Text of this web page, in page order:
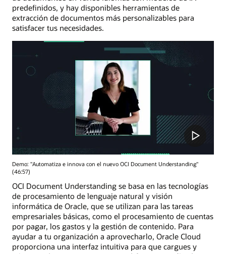
predefinidos, y hay disponibles herramientas de
extracción de documentos más personalizables para
satisfacer tus necesidades.
Demo: "Automatiza e innova con el nuevo OCI Document Understanding"
(46:57)
OCI Document Understanding se basa en las tecnologías
de procesamiento de lenguaje natural y visión
informática de Oracle, que se utilizan para las tareas
empresariales básicas, como el procesamiento de cuentas
por pagar, los gastos y la gestión de contenido. Para
ayudar a tu organización a aprovecharlo, Oracle Cloud
proporciona una interfaz intuitiva para que cargues y